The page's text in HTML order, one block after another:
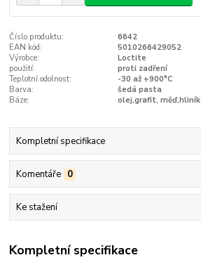
Číslo produktu:
6642
EAN kód:
5010266429052
Výrobce:
Loctite
použití:
proti zadření
Teplotní odolnost:
-30 až +900°C
Barva:
šedá pasta
Báze:
olej,grafit, měď,hliník
Kompletní specifikace
Komentáře 0
Ke stažení
Kompletní specifikace